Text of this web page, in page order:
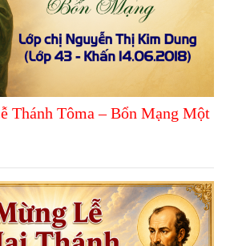
Thánh Tôma – Bổn Mạng Một